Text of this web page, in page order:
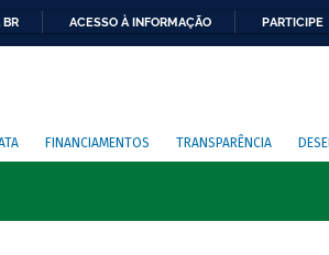
BR ACESSO À INFORMAÇÃO PARTICIPE
FINANCIAMENTOS TRANSPARÊNCIA